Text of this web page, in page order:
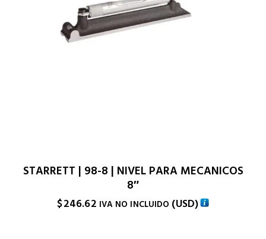
STARRETT | 98-8 | NIVEL PARA MECANICOS
8″
$246.62 IVA NO INCLUIDO (USD)